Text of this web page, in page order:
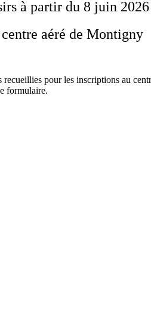
à partir du 8 juin
aéré de Montigny
pour les inscriptions au
formulaire.